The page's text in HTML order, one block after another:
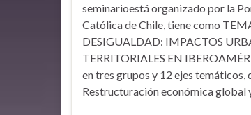
seminarioestá organizado por la
Católica de Chile, tiene como
DESIGUALDAD: IMPACTOS
TERRITORIALES EN
en tres grupos y 12 ejes temáticos,
Restructuración económica